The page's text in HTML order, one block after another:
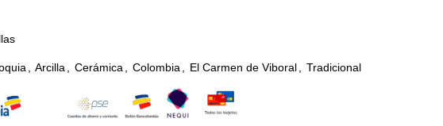
Arcilla Cerámica Colombia El Carmen de Viboral Tradicional